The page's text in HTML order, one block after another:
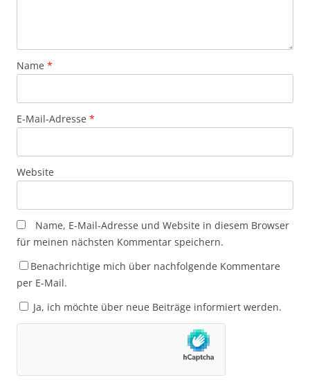
Name *
E-Mail-Adresse *
Website
Name, E-Mail-Adresse und Website in diesem Browser
für meinen nächsten Kommentar speichern.
Benachrichtige mich über nachfolgende Kommentare
per E-Mail.
Ja, ich möchte über neue Beiträge informiert werden.